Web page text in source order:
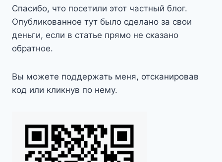
Спасибо, что посетили этот частный блог.
Опубликованное тут было сделано за свои
деньги, если в статье прямо не сказано
обратное.
Вы можете поддержать меня, отсканировав
код или кликнув по нему.